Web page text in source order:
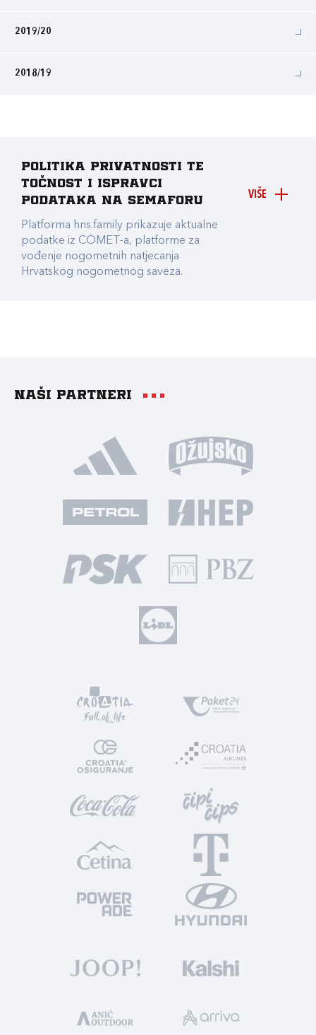
2019/20
2018/19
VIŠE
Politika privatnosti te
točnost i ispravci
podataka na Semaforu
Platforma hns.family prikazuje aktualne
podatke iz COMET-a, platforme za
vođenje nogometnih natjecanja
Hrvatskog nogometnog saveza.
Naši partneri